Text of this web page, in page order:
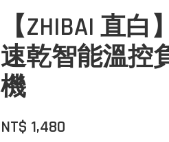
【ZHIBAI 直
速乾智能溫控
機
NT$ 1,480